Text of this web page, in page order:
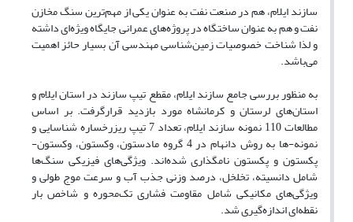
سازند ایلام، هم در صنعت نفت به عنوان یکی از مهم‌ترین سنگ‌ مخازن
نفت و هم به عنوان ساختگاه در پروژه‌های عمرانی جایگاه ویژه‌ای داشته
و لذا شناخت خصوصیات زمین‌شناسی مهندسی آن بسیار حائز اهمیت
می‌باشد.
به منظور بررسی جامع سازند ایلام، مقطع تیپ سازند در استان‌ ایلام و
استان‌های لرستان و کرمانشاه مورد بازدید قرارگرفت. بر اساس
مطالعات 110 نمونه سازند ایلام، تعداد 7 تیپ ریزرخساره شناسایی و
نمونه-ها به روش دانهام در 4 گروه مادستون، وکستون، وکستون-
پکستون و پکستون نامگذاری شده‌اند. ویژگی‌های فیزیکی سنگ‌ها
شامل دانسیته، تخلخل، درصد وزنی جذب آب و سرعت موج طولی و
ویژگی‌های مکانیکی شامل مقاومت فشاری تک‌محوره و شاخص بار
نقطه‌ای اندازه‌گیری شد.